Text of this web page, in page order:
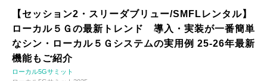
【セッション2・スリーダブリュー/SMFLレンタル】
ローカル５Ｇの最新トレンド 導入・実装が一番簡単
なシン・ローカル５Ｇシステムの実用例 25-26年最新
機能もご紹介
ローカル5Gサミット